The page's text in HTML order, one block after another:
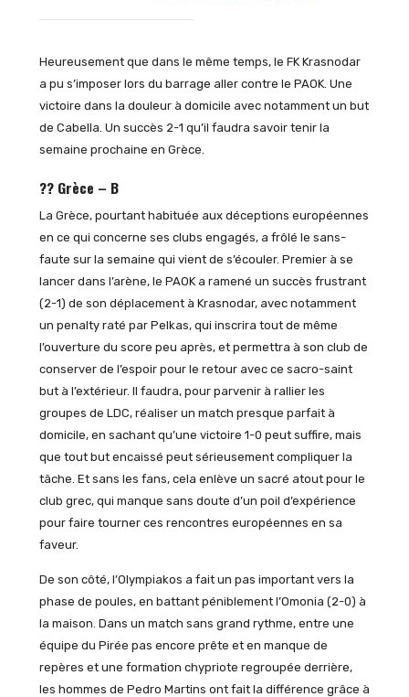
Heureusement que dans le même temps, le FK Krasnodar
a pu s’imposer lors du barrage aller contre le PAOK. Une
victoire dans la douleur à domicile avec notamment un but
de Cabella. Un succès 2-1 qu’il faudra savoir tenir la
semaine prochaine en Grèce.
?? Grèce – B
La Grèce, pourtant habituée aux déceptions européennes
en ce qui concerne ses clubs engagés, a frôlé le sans-
faute sur la semaine qui vient de s’écouler. Premier à se
lancer dans l’arène, le PAOK a ramené un succès frustrant
(2-1) de son déplacement à Krasnodar, avec notamment
un penalty raté par Pelkas, qui inscrira tout de même
l’ouverture du score peu après, et permettra à son club de
conserver de l’espoir pour le retour avec ce sacro-saint
but à l’extérieur. Il faudra, pour parvenir à rallier les
groupes de LDC, réaliser un match presque parfait à
domicile, en sachant qu’une victoire 1-0 peut suffire, mais
que tout but encaissé peut sérieusement compliquer la
tâche. Et sans les fans, cela enlève un sacré atout pour le
club grec, qui manque sans doute d’un poil d’expérience
pour faire tourner ces rencontres européennes en sa
faveur.
De son côté, l’Olympiakos a fait un pas important vers la
phase de poules, en battant péniblement l’Omonia (2-0) à
la maison. Dans un match sans grand rythme, entre une
équipe du Pirée pas encore prête et en manque de
repères et une formation chypriote regroupée derrière,
les hommes de Pedro Martins ont fait la différence grâce à